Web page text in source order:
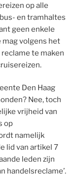
op alle
en tramhaltes
geen enkele
volgens het
te maken
Den Haag
Nee, toch
vrijheid van
op
namelijk
lid van artikel 7
leden zijn
handelsreclame’.